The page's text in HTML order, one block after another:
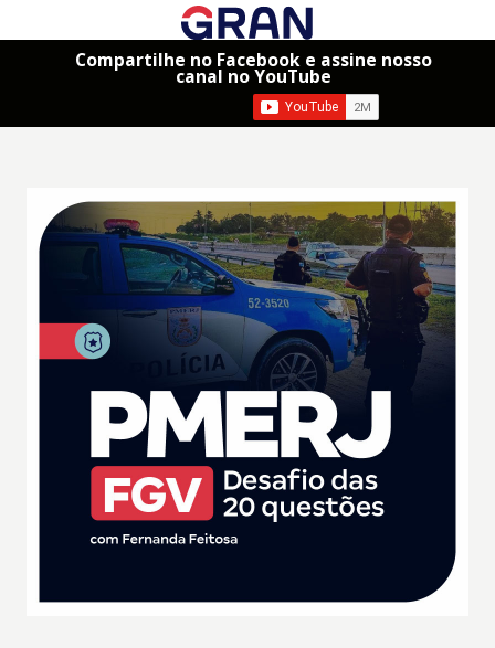
Compartilhe no Facebook e assine nosso
canal no YouTube